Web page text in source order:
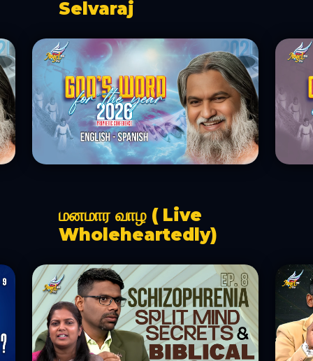
Selvaraj
மனமார வாழ ( Live
Wholeheartedly)